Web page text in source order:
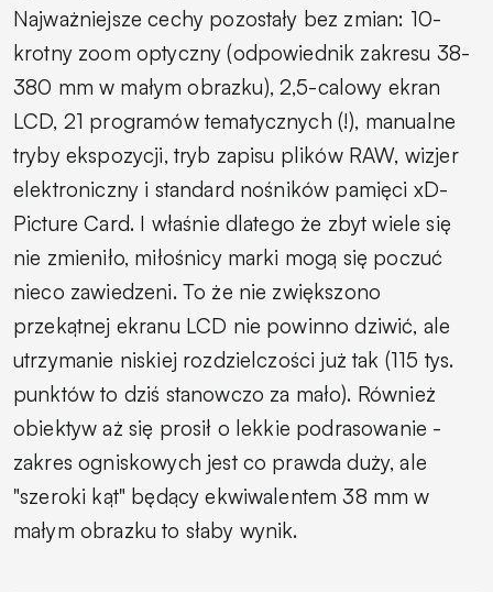
Najważniejsze cechy pozostały bez zmian: 10-
krotny zoom optyczny (odpowiednik zakresu 38-
380 mm w małym obrazku), 2,5-calowy ekran
LCD, 21 programów tematycznych (!), manualne
tryby ekspozycji, tryb zapisu plików RAW, wizjer
elektroniczny i standard nośników pamięci xD-
Picture Card. I właśnie dlatego że zbyt wiele się
nie zmieniło, miłośnicy marki mogą się poczuć
nieco zawiedzeni. To że nie zwiększono
przekątnej ekranu LCD nie powinno dziwić, ale
utrzymanie niskiej rozdzielczości już tak (115 tys.
punktów to dziś stanowczo za mało). Również
obiektyw aż się prosił o lekkie podrasowanie -
zakres ogniskowych jest co prawda duży, ale
"szeroki kąt" będący ekwiwalentem 38 mm w
małym obrazku to słaby wynik.